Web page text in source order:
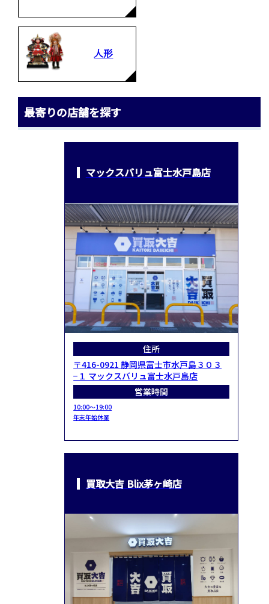
人形
最寄りの店舗を探す
マックスバリュ富士水戸島店
住所
〒416-0921 静岡県富士市水戸島３０３
−１ マックスバリュ富士水戸島店
営業時間
10:00～19:00
年末年始休業
買取大吉 Blix茅ヶ崎店